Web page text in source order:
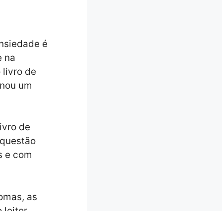
é
na
livro de
um
de
e com
as